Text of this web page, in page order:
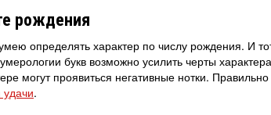
рождения
определять характер по числу рождения. И
букв возможно усилить черты
могут проявиться негативные нотки.
.